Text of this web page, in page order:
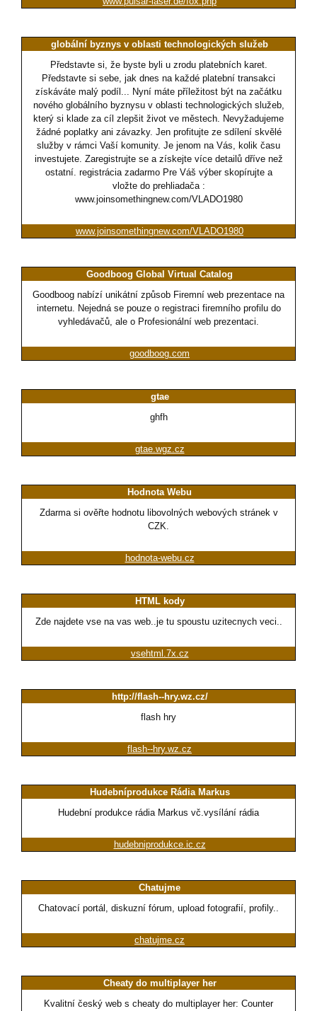
globální byznys v oblasti technologických služeb
Představte si, že byste byli u zrodu platebních karet.
Představte si sebe, jak dnes na každé platební transakci
získáváte malý podíl... Nyní máte příležitost být na začátku
nového globálního byznysu v oblasti technologických služeb,
který si klade za cíl zlepšit život ve městech. Nevyžadujeme
žádné poplatky ani závazky. Jen profitujte ze sdílení skvělé
služby v rámci Vaší komunity. Je jenom na Vás, kolik času
investujete. Zaregistrujte se a získejte více detailů dříve než
ostatní. registrácia zadarmo Pre Váš výber skopírujte a
vložte do prehliadača :
www.joinsomethingnew.com/VLADO1980
www.joinsomethingnew.com/VLADO1980
Goodboog Global Virtual Catalog
Goodboog nabízí unikátní způsob Firemní web prezentace na
internetu. Nejedná se pouze o registraci firemního profilu do
vyhledávačů, ale o Profesionální web prezentaci.
goodboog.com
gtae
ghfh
gtae.wgz.cz
Hodnota Webu
Zdarma si ověřte hodnotu libovolných webových stránek v
CZK.
hodnota-webu.cz
HTML kody
Zde najdete vse na vas web..je tu spoustu uzitecnych veci..
vsehtml.7x.cz
http://flash--hry.wz.cz/
flash hry
flash--hry.wz.cz
Hudebníprodukce Rádia Markus
Hudební produkce rádia Markus vč.vysílání rádia
hudebniprodukce.ic.cz
Chatujme
Chatovací portál, diskuzní fórum, upload fotografií, profily..
chatujme.cz
Cheaty do multiplayer her
Kvalitní český web s cheaty do multiplayer her: Counter